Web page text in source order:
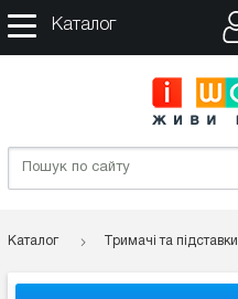
Каталог
Каталог Тримачі та підставки